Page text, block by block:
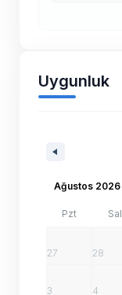
Uygunluk
Ağustos 2026
Pzt Sal
27 28
3 4